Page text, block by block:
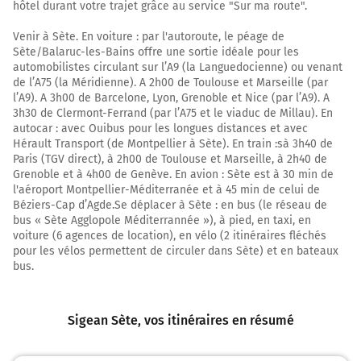
Au rond-point, prendre la 2ème sortie sur N112 D612
(Avenue Gilbert Martelli) et continuer sur 500 mètres
96 km
Au rond-point, prendre la 1ère sortie sur N112 D612
(Avenue Gilbert Martelli) et continuer sur 650 mètres
96 km
Au rond-point, prendre la 1ère sortie sur N112 D612
(Pont du Mas Coulet) et continuer sur 45 mètres
97 km
Tourner à gauche sur N112 D612 (Quai des Moulins) et
hôtel durant votre trajet grâce au service "Sur ma route".
Venir à Sète. En voiture : par l'autoroute, le péage de
Sète/Balaruc-les-Bains offre une sortie idéale pour les
automobilistes circulant sur l’A9 (la Languedocienne) ou venant
de l’A75 (la Méridienne). A 2h00 de Toulouse et Marseille (par
l’A9). A 3h00 de Barcelone, Lyon, Grenoble et Nice (par l’A9). A
3h30 de Clermont-Ferrand (par l’A75 et le viaduc de Millau). En
autocar : avec Ouibus pour les longues distances et avec
Hérault Transport (de Montpellier à Sète). En train :sà 3h40 de
Paris (TGV direct), à 2h00 de Toulouse et Marseille, à 2h40 de
Grenoble et à 4h00 de Genève. En avion : Sète est à 30 min de
l'aéroport Montpellier-Méditerranée et à 45 min de celui de
Béziers-Cap d’Agde.Se déplacer à Sète : en bus (le réseau de
bus « Sète Agglopole Méditerrannée »), à pied, en taxi, en
voiture (6 agences de location), en vélo (2 itinéraires fléchés
pour les vélos permettent de circuler dans Sète) et en bateaux
bus.
Sigean Sète, vos itinéraires en résumé